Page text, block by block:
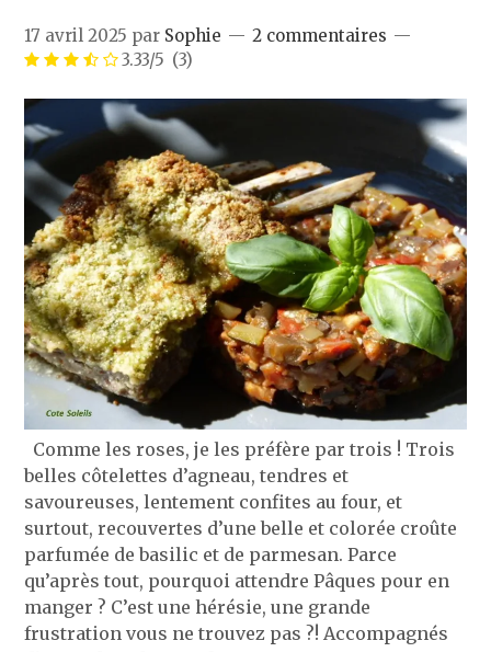
17 avril 2025 par Sophie
2 commentaires
3.33/5 (3)
Comme les roses, je les préfère par trois ! Trois
belles côtelettes d’agneau, tendres et
savoureuses, lentement confites au four, et
surtout, recouvertes d’une belle et colorée croûte
parfumée de basilic et de parmesan. Parce
qu’après tout, pourquoi attendre Pâques pour en
manger ? C’est une hérésie, une grande
frustration vous ne trouvez pas ?! Accompagnés